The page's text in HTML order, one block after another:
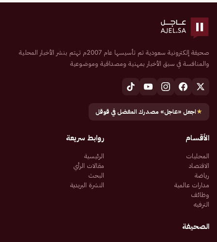
صحيفة إلكترونية سعودية تم تأسيسها عام 2007م تهتم بنشر الأخبار المحلية
والمنافسة في سبق الأخبار بمهنية ومصداقية وموضوعية
★اجعل «عاجل» مصدرك المفضل في قوقل
الأقسام
المحليات
الاقتصاد
رياضة
مدارات عالمية
وظائف
الترفيه
روابط سريعة
الرئيسية
مقالات الرأي
البحث
النشرة البريدية
الصحيفة